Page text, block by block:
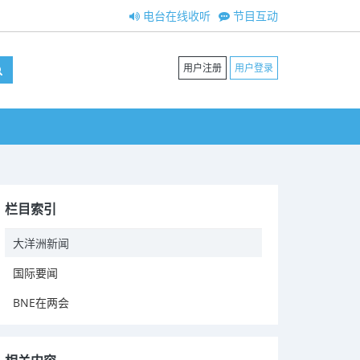
节目互动
电台在线收听
用户注册 用户登录
栏目索引
大洋洲新闻
国际要闻
BNE在两会